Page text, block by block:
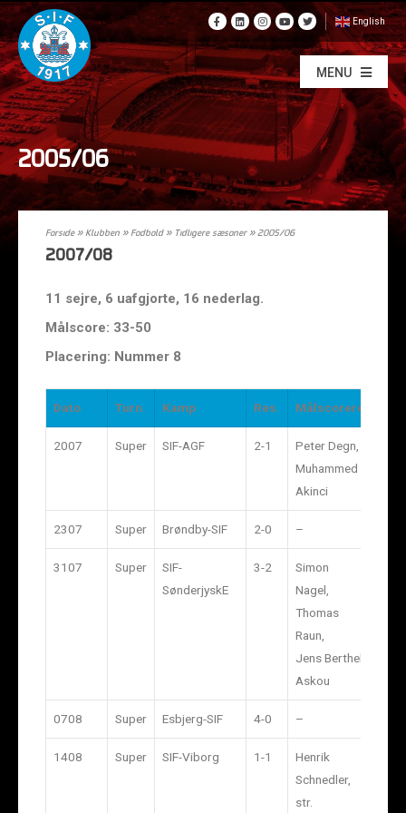
English
MENU
2005/06
Forside»Klubben »Fodbold» Tidligere sæsoner»2005/06
2007/08
11 sejre, 6 uafgjorte, 16 nederlag.
Målscore: 33-50
Placering: Nummer 8
Dato Turn. Kamp Res. Målscorere
2007 Super SIF-AGF 2-1
Peter Degn,
Muhammed
Akinci
2307 Super Brøndby-SIF 2-0 –
3107 Super
SIF-
SønderjyskE
3-2
Simon
Nagel,
Thomas
Raun,
Jens Berthel
Askou
0708 Super Esbjerg-SIF 4-0 –
1408 Super SIF-Viborg 1-1
Henrik
Schnedler,
str.